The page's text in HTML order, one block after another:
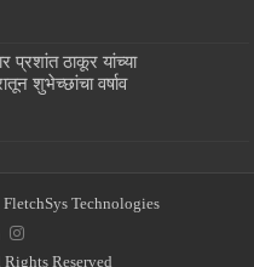
प्रशांत ठाकूर यांच्या
शुभेच्छांचा वर्षाव
FletchSys Technologies
Reserved